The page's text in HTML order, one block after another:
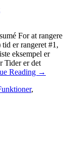
For at rangere
er rangeret #1,
eksempel er
er det
Reading →
,